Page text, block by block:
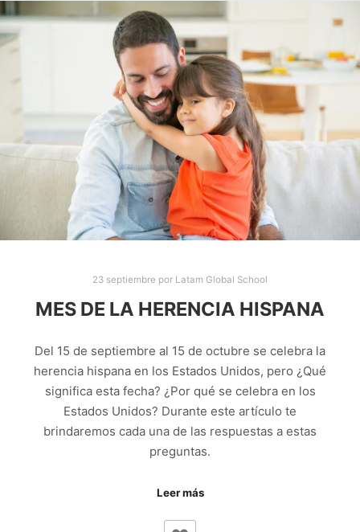
23 septiembre por Latam Global School
MES DE LA HERENCIA HISPANA
Del 15 de septiembre al 15 de octubre se celebra la
herencia hispana en los Estados Unidos, pero ¿Qué
significa esta fecha? ¿Por qué se celebra en los
Estados Unidos? Durante este artículo te
brindaremos cada una de las respuestas a estas
preguntas.
Leer más